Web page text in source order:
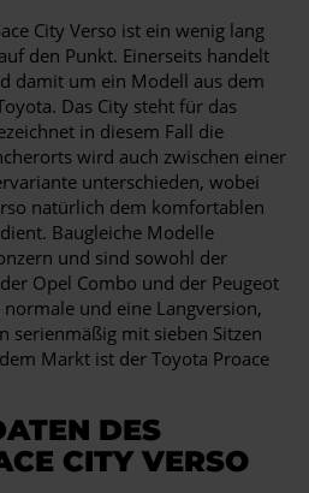
City Verso ist ein wenig lang
den Punkt. Einerseits handelt
damit um ein Modell aus dem
Das City steht für das
in diesem Fall die
wird auch zwischen einer
unterschieden, wobei
natürlich dem komfortablen
Baugleiche Modelle
und sind sowohl der
Opel Combo und der Peugeot
und eine Langversion,
serienmäßig mit sieben Sitzen
Markt ist der Toyota Proace
DES T
CITY VERSO